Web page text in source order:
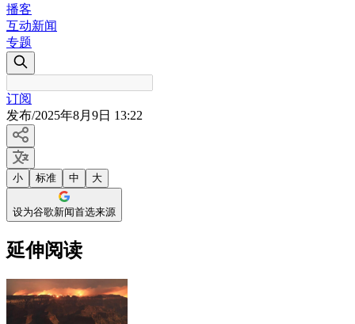
播客
互动新闻
专题
订阅
发布/2025年8月9日 13:22
小 标准 中 大
设为谷歌新闻首选来源
延伸阅读